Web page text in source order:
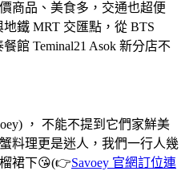
商品、美食多，交通也超便
鐵 MRT 交匯點，從 BTS
館 Teminal21 Asok 新分店不
， 不能不提到它們家鮮美
料理更是迷人，我們一行人幾
裙下😘(👉Savoey 官網訂位連